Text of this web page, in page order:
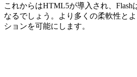
これからはHTML5が導入され、Flash
なるでしょう。より多くの柔軟性と
ションを可能にします。